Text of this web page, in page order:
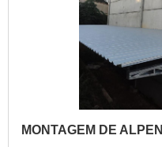
eficiência,
limpa e
experimentar uma
e eficiência com o
Aquecedores de
Alliance. Entre em
mesmo e
MONTAGEM DE